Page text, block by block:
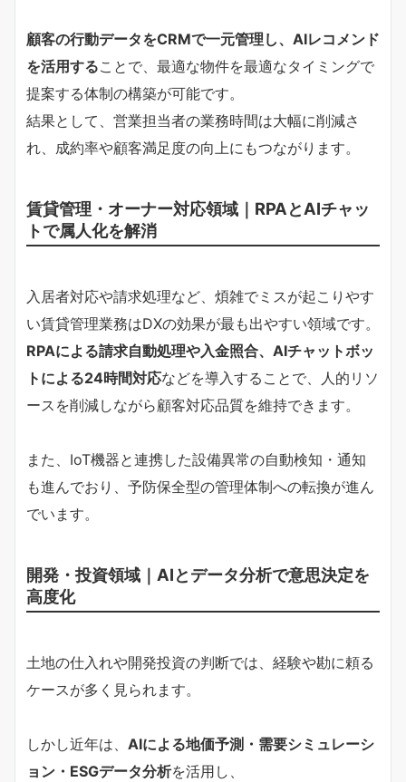
顧客の行動データをCRMで一元管理し、AIレコメンド
を活用することで、最適な物件を最適なタイミングで
提案する体制の構築が可能です。
結果として、営業担当者の業務時間は大幅に削減さ
れ、成約率や顧客満足度の向上にもつながります。
賃貸管理・オーナー対応領域｜RPAとAIチャッ
トで属人化を解消
入居者対応や請求処理など、煩雑でミスが起こりやす
い賃貸管理業務はDXの効果が最も出やすい領域です。
RPAによる請求自動処理や入金照合、AIチャットボッ
トによる24時間対応などを導入することで、人的リソ
ースを削減しながら顧客対応品質を維持できます。
また、IoT機器と連携した設備異常の自動検知・通知
も進んでおり、予防保全型の管理体制への転換が進ん
でいます。
開発・投資領域｜AIとデータ分析で意思決定を
高度化
土地の仕入れや開発投資の判断では、経験や勘に頼る
ケースが多く見られます。
しかし近年は、 AIによる地価予測・需要シミュレーシ
ョン・ESGデータ分析を活用し、